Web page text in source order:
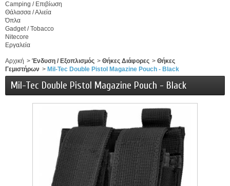
Camping / Επιβίωση
Θάλασσα / Αλιεία
Όπλα
Gadget / Tobacco
Nitecore
Εργαλεία
Αρχική > Ένδυση / Εξοπλισμός > Θήκες Διάφορες > Θήκες
Γεμιστήρων > Mil-Tec Double Pistol Magazine Pouch - Black
Mil-Tec Double Pistol Magazine Pouch - Black